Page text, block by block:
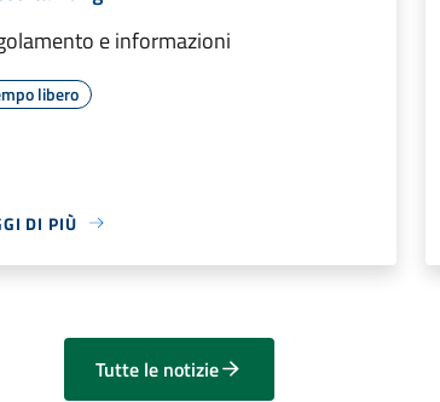
e informazioni
libero
DI PIÙ
Tutte le notizie